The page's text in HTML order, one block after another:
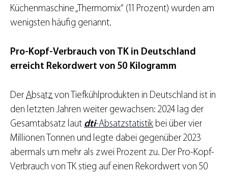
Küchenmaschine „Thermomix“ (11 Prozent) wurden am
wenigsten häufig genannt.
Pro-Kopf-Verbrauch von TK in Deutschland
erreicht Rekordwert von 50 Kilogramm
Der Absatz von Tiefkühlprodukten in Deutschland ist in
den letzten Jahren weiter gewachsen: 2024 lag der
Gesamtabsatz laut dti-Absatzstatistik bei über vier
Millionen Tonnen und legte dabei gegenüber 2023
abermals um mehr als zwei Prozent zu. Der Pro-Kopf-
Verbrauch von TK stieg auf einen Rekordwert von 50